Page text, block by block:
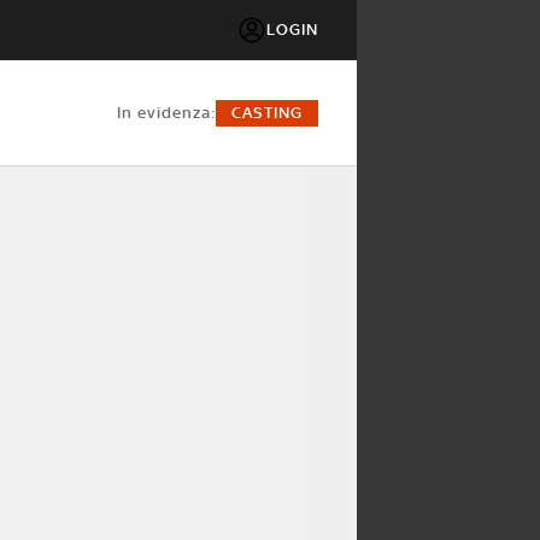
LOGIN
in evidenza: CASTING